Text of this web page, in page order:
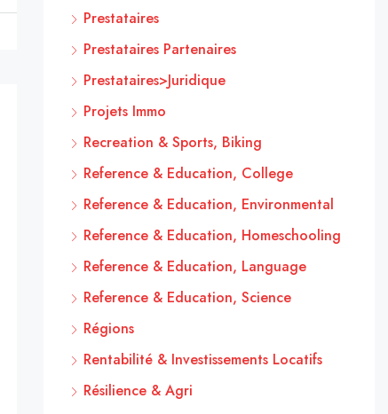
Prestataires
Prestataires Partenaires
Prestataires>Juridique
Projets Immo
Recreation & Sports, Biking
Reference & Education, College
Reference & Education, Environmental
Reference & Education, Homeschooling
Reference & Education, Language
Reference & Education, Science
Régions
Rentabilité & Investissements Locatifs
Résilience & Agri